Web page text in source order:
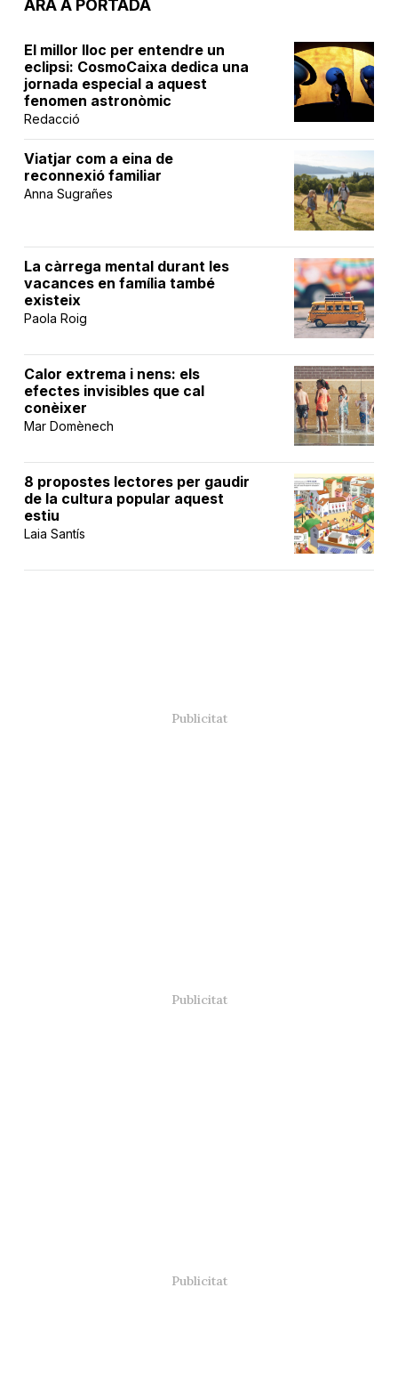
ARA A PORTADA
El millor lloc per entendre un
eclipsi: CosmoCaixa dedica una
jornada especial a aquest
fenomen astronòmic
Redacció
Viatjar com a eina de
reconnexió familiar
Anna Sugrañes
La càrrega mental durant les
vacances en família també
existeix
Paola Roig
Calor extrema i nens: els
efectes invisibles que cal
conèixer
Mar Domènech
8 propostes lectores per gaudir
de la cultura popular aquest
estiu
Laia Santís